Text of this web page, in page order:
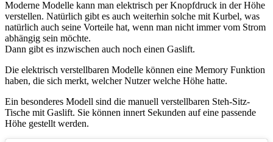
Moderne Modelle kann man elektrisch per Knopfdruck in der Höhe
verstellen. Natürlich gibt es auch weiterhin solche mit Kurbel, was
natürlich auch seine Vorteile hat, wenn man nicht immer vom Strom
abhängig sein möchte.
Dann gibt es inzwischen auch noch einen Gaslift.
Die elektrisch verstellbaren Modelle können eine Memory Funktion
haben, die sich merkt, welcher Nutzer welche Höhe hatte.
Ein besonderes Modell sind die manuell verstellbaren Steh-Sitz-
Tische mit Gaslift. Sie können innert Sekunden auf eine passende
Höhe gestellt werden.